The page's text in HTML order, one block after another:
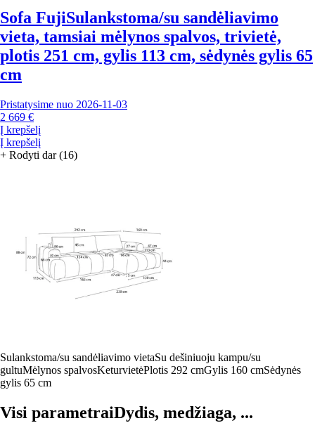
Sofa FujiSulankstoma/su sandėliavimo
vieta, tamsiai mėlynos spalvos, trivietė,
plotis 251 cm, gylis 113 cm, sėdynės gylis 65
cm
Pristatysime nuo 2026‑11‑03
2 669 €
Į krepšelį
Į krepšelį
+ Rodyti dar (16)
Sulankstoma/su sandėliavimo vietaSu dešiniuoju kampu/su
gultuMėlynos spalvosKeturvietėPlotis 292 cmGylis 160 cmSėdynės
gylis 65 cm
Visi parametraiDydis, medžiaga, ...